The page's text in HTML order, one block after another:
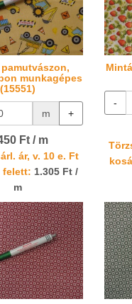
munkagépes
(15551)
m +
Ft / m
ár, v. 10 e. Ft
felett: 1.305 Ft /
m
-